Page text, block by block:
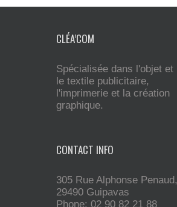
CLÉA’COM
Spécialisée dans l'objet et
le textile publicitaire,
l'imprimerie et la création
graphique.
CONTACT INFO
305 Rue Alphonse Penaud,
29490 Guipavas
Phone: 02 90 82 21 88